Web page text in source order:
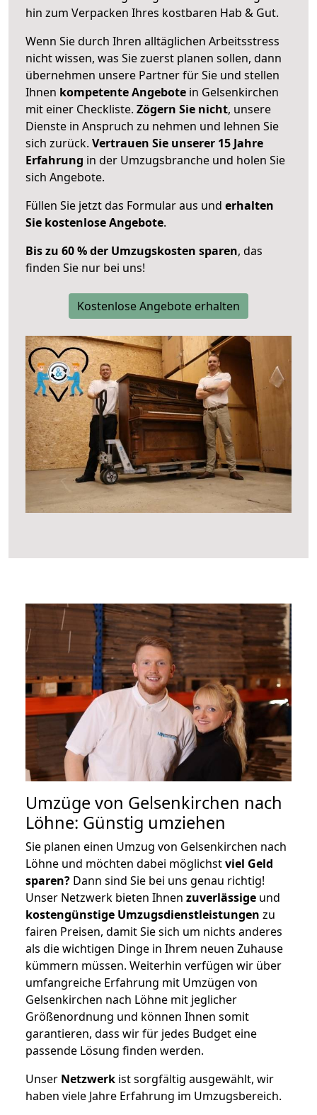
hin zum Verpacken Ihres kostbaren Hab & Gut.
Wenn Sie durch Ihren alltäglichen Arbeitsstress
nicht wissen, was Sie zuerst planen sollen, dann
übernehmen unsere Partner für Sie und stellen
Ihnen kompetente Angebote in Gelsenkirchen
mit einer Checkliste. Zögern Sie nicht, unsere
Dienste in Anspruch zu nehmen und lehnen Sie
sich zurück. Vertrauen Sie unserer 15 Jahre
Erfahrung in der Umzugsbranche und holen Sie
sich Angebote.
Füllen Sie jetzt das Formular aus und erhalten
Sie kostenlose Angebote.
Bis zu 60 % der Umzugskosten sparen, das
finden Sie nur bei uns!
Kostenlose Angebote erhalten
Umzüge von Gelsenkirchen nach
Löhne: Günstig umziehen
Sie planen einen Umzug von Gelsenkirchen nach
Löhne und möchten dabei möglichstviel Geld
sparen? Dann sind Sie bei uns genau richtig!
Unser Netzwerk bieten Ihnen zuverlässige und
kostengünstige Umzugsdienstleistungen zu
fairen Preisen, damit Sie sich um nichts anderes
als die wichtigen Dinge in Ihrem neuen Zuhause
kümmern müssen. Weiterhin verfügen wir über
umfangreiche Erfahrung mit Umzügen von
Gelsenkirchen nach Löhne mit jeglicher
Größenordnung und können Ihnen somit
garantieren, dass wir für jedes Budget eine
passende Lösung finden werden.
Unser Netzwerk ist sorgfältig ausgewählt, wir
haben viele Jahre Erfahrung im Umzugsbereich.